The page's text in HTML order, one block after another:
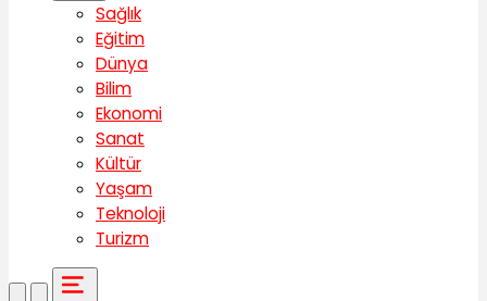
Sağlık
Eğitim
Dünya
Bilim
Ekonomi
Sanat
Kültür
Yaşam
Teknoloji
Turizm